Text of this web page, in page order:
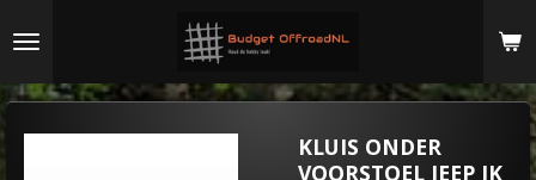
direct
de
KLUIS ONDER
VOORSTOEL JEEP JK